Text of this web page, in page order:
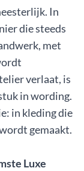
In
die steeds
met
verlaat, is
in wording.
in kleding die
gemaakt.
Luxe